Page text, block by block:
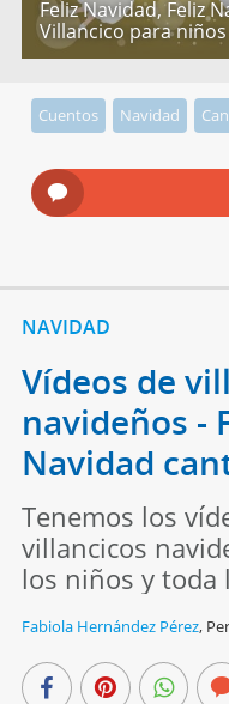
Feliz Navidad, Feliz
Villancico para niños
Cuentos Navidad
NAVIDAD
Vídeos de
navideños -
Navidad
Tenemos los
villancicos
los niños y toda
Fabiola Hernández Pérez,